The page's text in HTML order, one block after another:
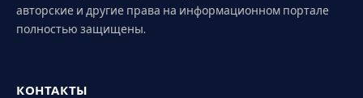
авторские и другие права на информационном портале
полностью защищены.
КОНТАКТЫ